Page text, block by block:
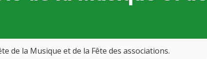
de la Musique et de la Fête des associations.